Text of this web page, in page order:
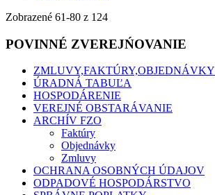
Zobrazené 61-80 z 124
POVINNÉ ZVEREJŃOVANIE
ZMLUVY,FAKTÚRY,OBJEDNÁVKY
ÚRADNÁ TABUĽA
HOSPODÁRENIE
VEREJNÉ OBSTARÁVANIE
ARCHÍV FZO
Faktúry
Objednávky
Zmluvy
OCHRANA OSOBNÝCH ÚDAJOV
ODPADOVÉ HOSPODÁRSTVO